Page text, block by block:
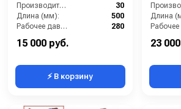
Производительность (л/мин):
30
Длина (мм):
500
Рабочее давление (бар):
280
15 000 руб.
⚡ В корзину
Длина
23